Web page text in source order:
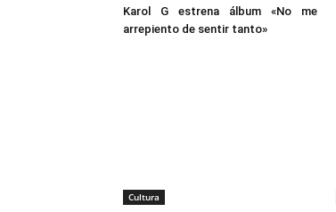
Karol G estrena álbum «No me
arrepiento de sentir tanto»
Cultura